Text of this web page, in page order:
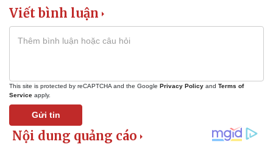
Pháp luật
Viết bình luận
This site is protected by reCAPTCHA and the Google Privacy Policy and Terms of
Service apply.
Gửi tin